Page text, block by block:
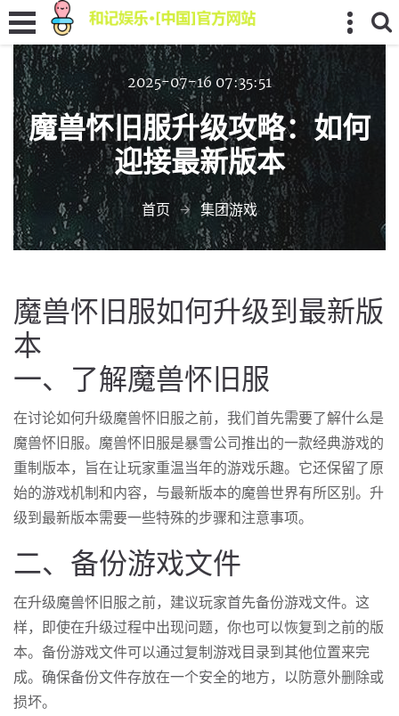
2025-07-16 07:35:51
魔兽怀旧服升级攻略：如何
迎接最新版本
首页 集团游戏
魔兽怀旧服如何升级到最新版
本
一、了解魔兽怀旧服
在讨论如何升级魔兽怀旧服之前，我们首先需要了解什么是
魔兽怀旧服。魔兽怀旧服是暴雪公司推出的一款经典游戏的
重制版本，旨在让玩家重温当年的游戏乐趣。它还保留了原
始的游戏机制和内容，与最新版本的魔兽世界有所区别。升
级到最新版本需要一些特殊的步骤和注意事项。
二、备份游戏文件
在升级魔兽怀旧服之前，建议玩家首先备份游戏文件。这
样，即使在升级过程中出现问题，你也可以恢复到之前的版
本。备份游戏文件可以通过复制游戏目录到其他位置来完
成。确保备份文件存放在一个安全的地方，以防意外删除或
损坏。